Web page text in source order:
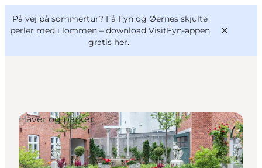
På vej på sommertur? Få Fyn og Øernes skjulte
perler med i lommen – download VisitFyn-appen
gratis her.
Oplevelser
Outdoor
Mad og drikke
VisitFyn
Deutsch
Haver og parker